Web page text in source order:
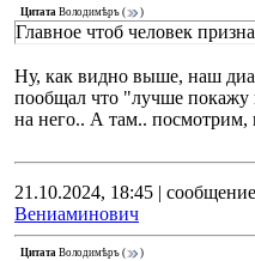
Цитата Володимѣръ ( )
Главное чтоб человек
Ну, как видно выше, наш
пообщал что "лучше покажу
на него.. А там.. посмотрим,
21.10.2024, 18:45 |
Вениаминович
Цитата Володимѣръ ( )